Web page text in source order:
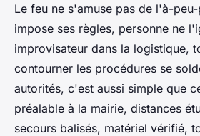
Le feu ne s'amuse pas de l'à-
impose ses règles, personne ne
improvisateur dans la logistique,
contourner les procédures se
autorités, c'est aussi simple que
préalable à la mairie, distances
secours balisés, matériel vérifié,